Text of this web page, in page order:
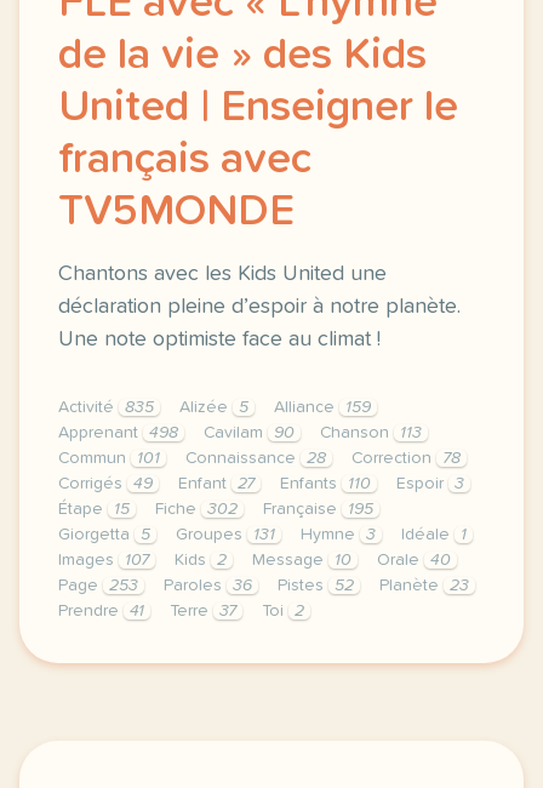
de la vie » des Kids
United | Enseigner le
français avec
TV5MONDE
Chantons avec les Kids United une
déclaration pleine d’espoir à notre planète.
Une note optimiste face au climat !
Activité 835 Alizée 5 Alliance
159
Apprenant
498 Cavilam 90 Chanson
113
Commun
101 Connaissance 28 Correction
78
Corrigés
49 Enfant 27 Enfants 110 Espoir
3
Étape
15 Fiche 302 Française
195
Giorgetta
5 Groupes 131 Hymne 3 Idéale
1
Images
107 Kids 2 Message 10 Orale
40
Page
253 Paroles 36 Pistes 52 Planète
23
Prendre
41 Terre 37 Toi 2
le respect de votre vie privee est une priorite